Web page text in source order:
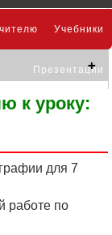
Учебники
Презентации
к уроку:
для 7
работе по